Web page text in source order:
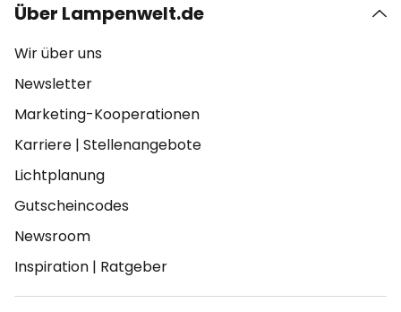
Über Lampenwelt.de
Wir über uns
Newsletter
Marketing-Kooperationen
Karriere | Stellenangebote
Lichtplanung
Gutscheincodes
Newsroom
Inspiration | Ratgeber